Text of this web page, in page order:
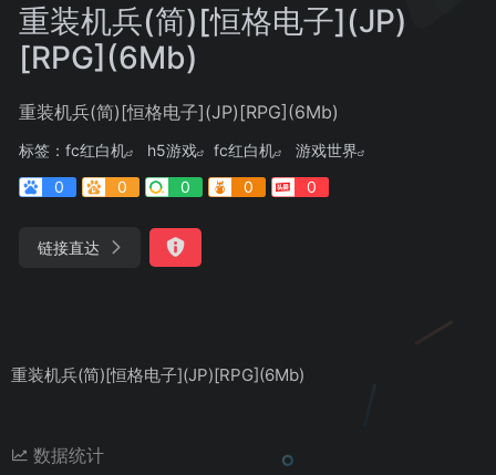
重装机兵(简)[恒格电子](JP)
[RPG](6Mb)
重装机兵(简)[恒格电子](JP)[RPG](6Mb)
标签： fc红白机 h5游戏 fc红白机
游戏世界
0
0 0 0 0
链接直达
重装机兵(简)[恒格电子](JP)[RPG](6Mb)
数据统计